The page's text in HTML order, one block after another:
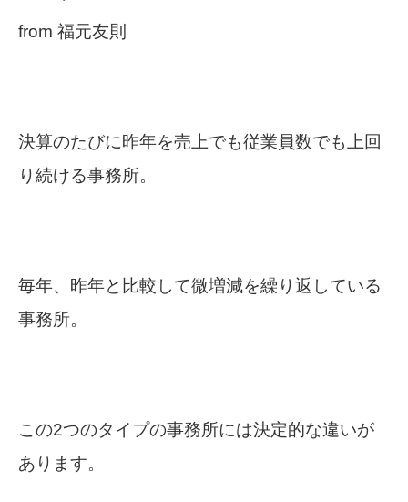
from 福元友則
決算のたびに昨年を売上でも従業員数でも上回
り続ける事務所。
毎年、昨年と比較して微増減を繰り返している
事務所。
この2つのタイプの事務所には決定的な違いが
あります。